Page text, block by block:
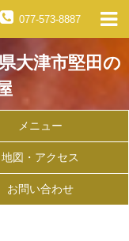
077-573-8887
大津市堅田の
メニュー
地図・アクセス
お問い合わせ